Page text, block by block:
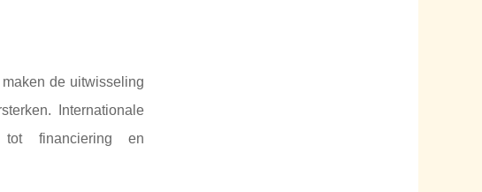
de uitwisseling
Internationale
financiering en